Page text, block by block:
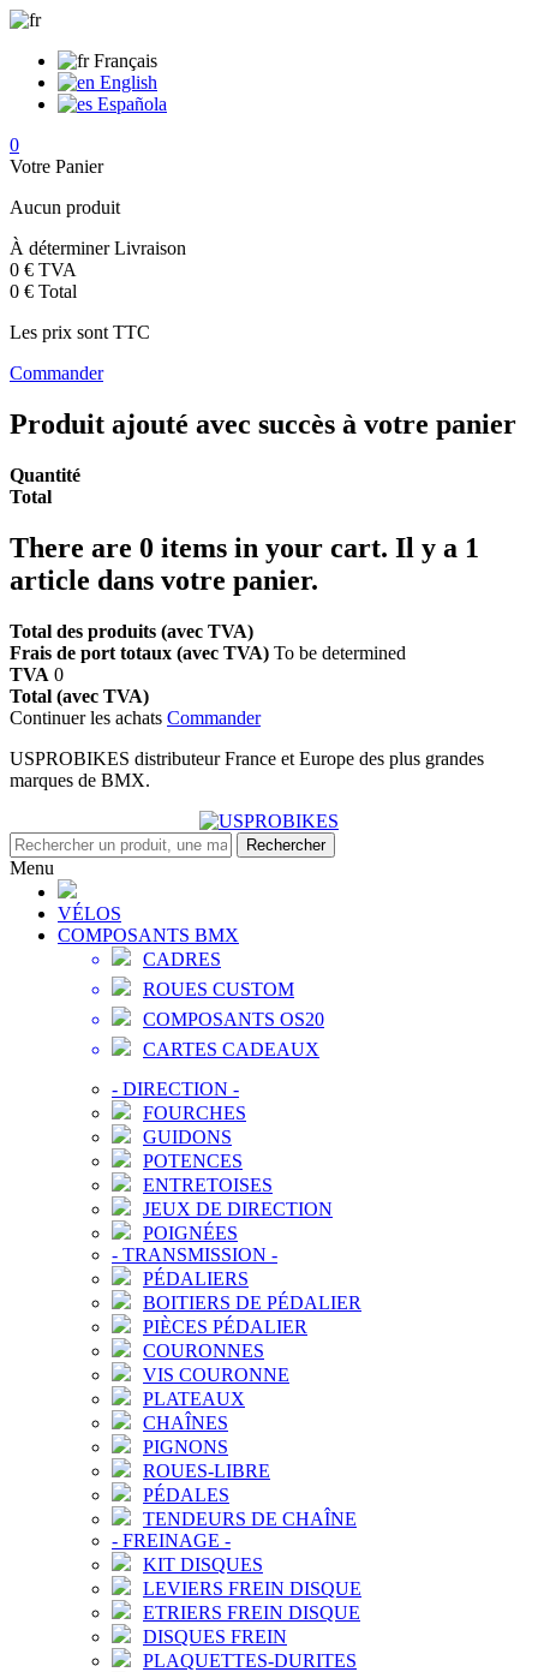
Français
English
Española
0
Votre Panier
Aucun produit
À déterminerLivraison
0 € TVA
0 € Total
Les prix sont TTC
Commander
Produit ajouté avec succès à votre panier
Quantité
Total
There are 0 items in your cart. Il y a 1
article dans votre panier.
Total des produits (avec TVA)
Frais de port totaux (avec TVA) To be determined
TVA 0
Total (avec TVA)
Continuer les achats Commander
USPROBIKES distributeur France et Europe des plus grandes
marques de BMX.
Rechercher
Menu
VÉLOS
COMPOSANTS BMX
CADRES
ROUES CUSTOM
COMPOSANTS OS20
CARTES CADEAUX
- DIRECTION -
FOURCHES
GUIDONS
POTENCES
ENTRETOISES
JEUX DE DIRECTION
POIGNÉES
- TRANSMISSION -
PÉDALIERS
BOITIERS DE PÉDALIER
PIÈCES PÉDALIER
COURONNES
VIS COURONNE
PLATEAUX
CHAÎNES
PIGNONS
ROUES-LIBRE
PÉDALES
TENDEURS DE CHAÎNE
- FREINAGE -
KIT DISQUES
LEVIERS FREIN DISQUE
ETRIERS FREIN DISQUE
DISQUES FREIN
PLAQUETTES-DURITES